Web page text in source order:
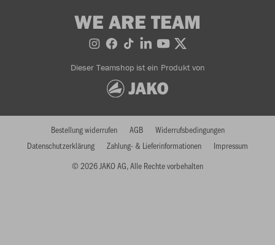
WE ARE TEAM
Dieser Teamshop ist ein Produkt von
© 2026 JAKO AG, Alle Rechte vorbehalten
Bestellung widerrufen AGB
Widerrufsbedingungen
Datenschutzerklärung
Zahlung- & Lieferinformationen Impressum